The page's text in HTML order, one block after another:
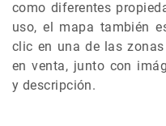
como diferentes
uso, el mapa también
clic en una de las
en venta, junto con
y descripción.